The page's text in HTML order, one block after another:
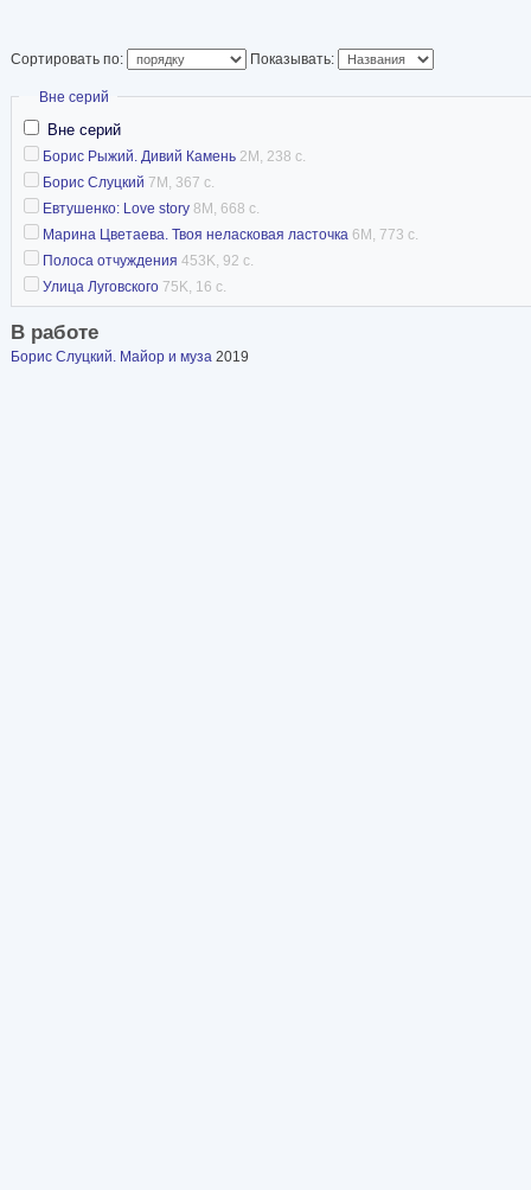
Сортировать по: Показывать:
Скрыть
Вне серий
Вне серий
Борис Рыжий. Дивий Камень 2M, 238 с.
Борис Слуцкий 7M, 367 с.
Евтушенко: Love story 8M, 668 с.
Марина Цветаева. Твоя неласковая ласточка 6M, 773 с.
Полоса отчуждения 453K, 92 с.
Улица Луговского 75K, 16 с.
В работе
Борис Слуцкий. Майор и муза 2019